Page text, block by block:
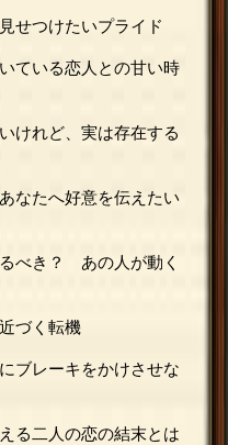
せつけたいプライド
ている恋人との甘い時
けれど、実は存在する
なたへ好意を伝えたい
べき？ あの人が動く
づく転機
ブレーキをかけさせな
る二人の恋の結末とは